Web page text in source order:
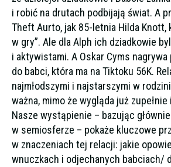
i robić na drutach podbijają świat. A
Theft Aurto, jak 85-letnia Hilda Knott,
w gry”. Ale dla Alph ich dziadkowie
i aktywistami. A Oskar Cyms nagrywa
do babci, która ma na Tiktoku 56K.
najmłodszymi i najstarszymi w
ważna, mimo że wygląda już zupełnie
Nasze wystąpienie – bazując
w semiosferze – pokaże kluczowe
w znaczeniach tej relacji: jakie
wnuczkach i odjechanych babciach/